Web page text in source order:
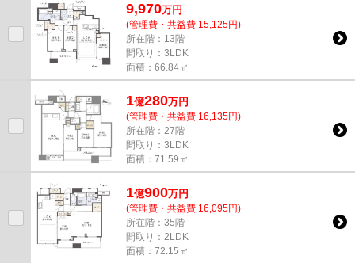
9,970万円
(管理費・共益費 15,125円)
所在階：13階
間取り：3LDK
面積：66.84㎡
1億280万円
(管理費・共益費 16,135円)
所在階：27階
間取り：3LDK
面積：71.59㎡
1億900万円
(管理費・共益費 16,095円)
所在階：35階
間取り：2LDK
面積：72.15㎡